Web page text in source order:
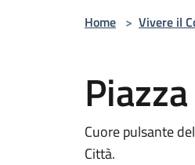
Home > Vivere il
Cuore pulsante
Città.